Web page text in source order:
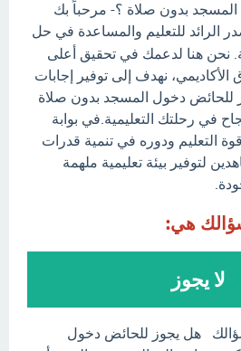
بدون صلاة ؟- مرحباً بك
الرائد للتعليم والمساعدة في حل
نحن هنا لدعمك في تحقيق أعلى
الأكاديمي، نهدف إلى توفير إجابات
للحائض دخول المسجد بدون صلاة
في رحلتك التعليمية.في بوابة
التعليم ودوره في تنمية قدرات
لتوفير بيئة تعليمية ملهمة
هي:
لا يجوز
هل يجوز للحائض دخول